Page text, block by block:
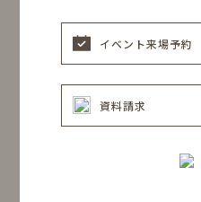
イベント来場予約
資料請求